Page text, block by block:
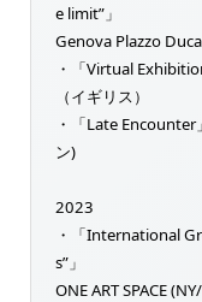
e limit”」
Genova Plazzo
・「Virtual
（イギリス）
・「Late Encounter
ン)
2023
・「International
s”」
ONE ART SPACE